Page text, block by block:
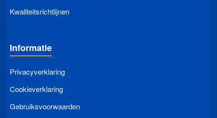
Kwaliteitsrichtlijnen
Informatie
Privacyverklaring
Cookieverklaring
Gebruiksvoorwaarden